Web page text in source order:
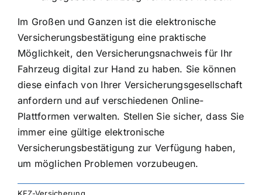
Im Großen und Ganzen ist die elektronische
Versicherungsbestätigung eine praktische
Möglichkeit, den Versicherungsnachweis für Ihr
Fahrzeug digital zur Hand zu haben. Sie können
diese einfach von Ihrer Versicherungsgesellschaft
anfordern und auf verschiedenen Online-
Plattformen verwalten. Stellen Sie sicher, dass Sie
immer eine gültige elektronische
Versicherungsbestätigung zur Verfügung haben,
um möglichen Problemen vorzubeugen.
KFZ-Versicherung